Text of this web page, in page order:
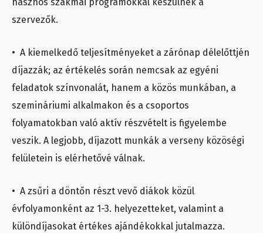
hasznos szakmai programokkal készülnek a
szervezők.
• A kiemelkedő teljesítményeket a zárónap délelőttjén
díjazzák; az értékelés során nemcsak az egyéni
feladatok színvonalát, hanem a közös munkában, a
szemináriumi alkalmakon és a csoportos
folyamatokban való aktív részvételt is figyelembe
veszik. A legjobb, díjazott munkák a verseny közöségi
felületein is elérhetővé válnak.
• A zsűri a döntőn részt vevő diákok közül
évfolyamonként az 1-3. helyezetteket, valamint a
különdíjasokat értékes ajándékokkal jutalmazza.